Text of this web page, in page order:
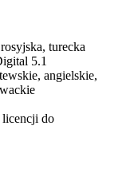
turecka
5.1
angielskie,
licencji do